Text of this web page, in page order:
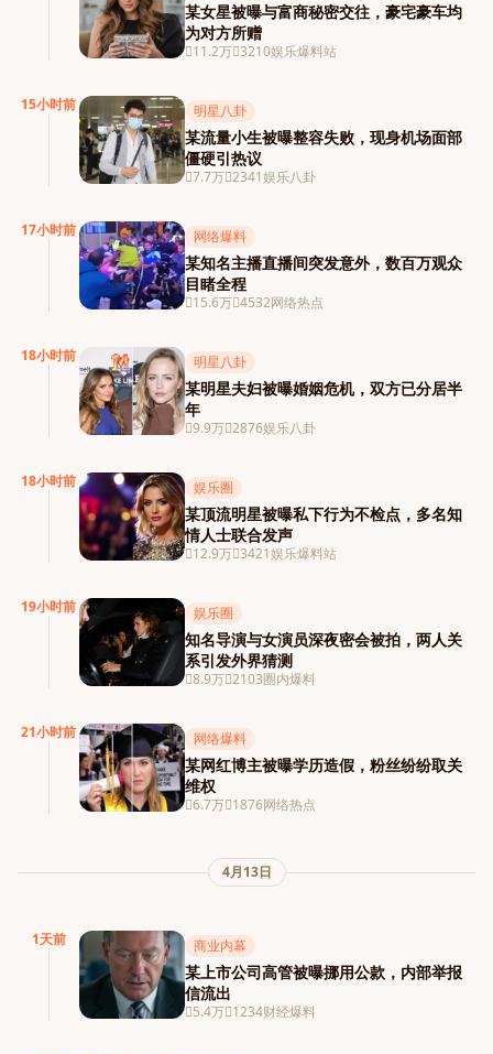
某女星被曝与富商秘密交往，豪宅豪车均
为对方所赠
11.2万 3210娱乐爆料站
15小时前 明星八卦
某流量小生被曝整容失败，现身机场面部
僵硬引热议
7.7万 2341娱乐八卦
17小时前 网络爆料
某知名主播直播间突发意外，数百万观众
目睹全程
15.6万 4532网络热点
18小时前 明星八卦
某明星夫妇被曝婚姻危机，双方已分居半
年
9.9万 2876娱乐八卦
18小时前 娱乐圈
某顶流明星被曝私下行为不检点，多名知
情人士联合发声
12.9万 3421娱乐爆料站
19小时前 娱乐圈
知名导演与女演员深夜密会被拍，两人关
系引发外界猜测
8.9万 2103圈内爆料
21小时前 网络爆料
某网红博主被曝学历造假，粉丝纷纷取关
维权
6.7万 1876网络热点
4月13日
1天前 商业内幕
某上市公司高管被曝挪用公款，内部举报
信流出
5.4万 1234财经爆料